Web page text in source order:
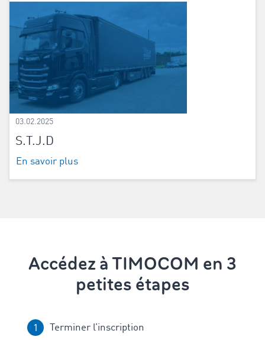
03.02.2025
S.T.J.D
En savoir plus
Accédez à TIMOCOM en 3
petites étapes
Terminer l’inscription